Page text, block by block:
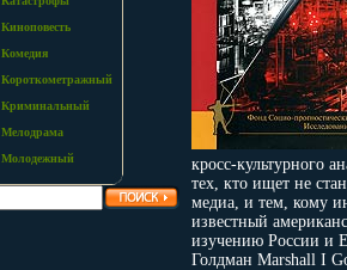
Киноповесть
Комедия
Короткометражный
Криминальный
Мелодрама
Молодежный
кросс-культурного
тех, кто ищет не
медиа, и тем, кому
известный
изучению России и
Голдман Marshall I